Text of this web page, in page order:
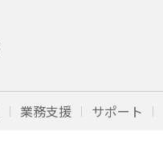
業務支援 サポート